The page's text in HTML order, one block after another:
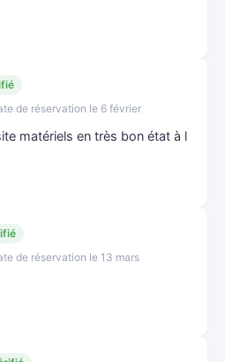
de réservation le 6 février
matériels en très bon état à l
de réservation le 13 mars